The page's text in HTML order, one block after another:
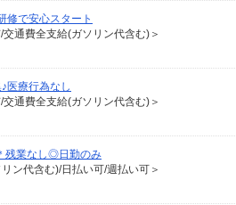
修で安心スタート
通費全支給(ガソリン代含む)＞
医療行為なし
通費全支給(ガソリン代含む)＞
残業なし◎日勤のみ
ン代含む)/日払い可/週払い可＞